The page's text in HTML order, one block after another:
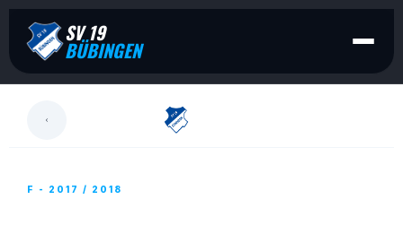
SV 19
BÜBINGEN
F - 2017 / 2018